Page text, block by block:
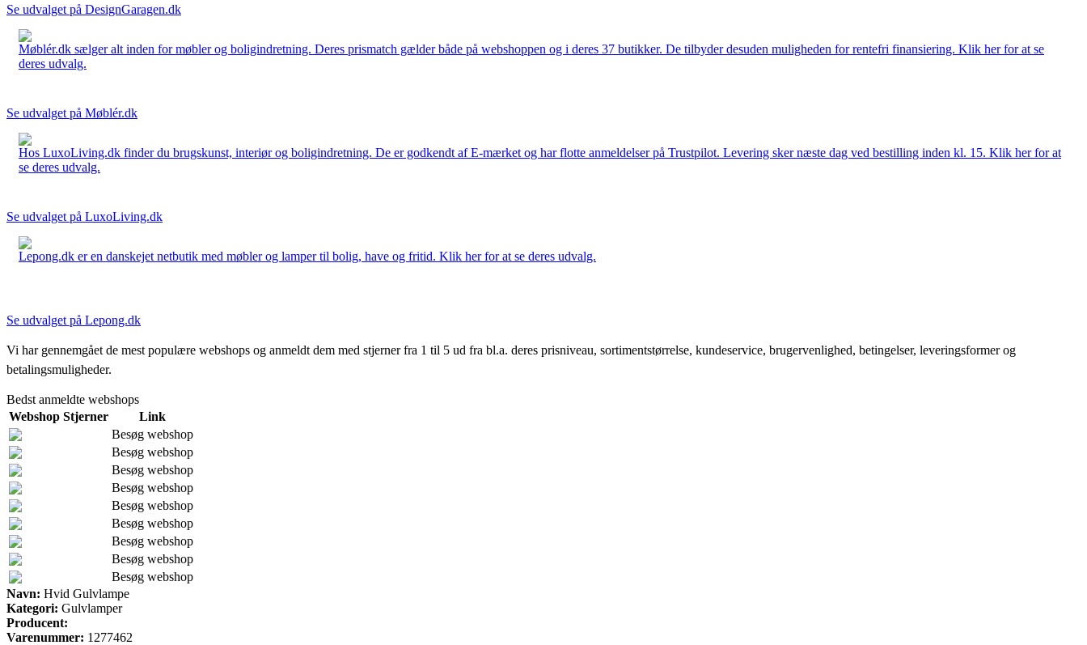
Se udvalget på DesignGaragen.dk
Møblér.dk sælger alt inden for møbler og boligindretning. Deres prismatch gælder både på webshoppen og i deres 37 butikker. De tilbyder desuden muligheden for rentefri finansiering. Klik her for at se
deres udvalg.
Se udvalget på Møblér.dk
Hos LuxoLiving.dk finder du brugskunst, interiør og boligindretning. De er godkendt af E-mærket og har flotte anmeldelser på Trustpilot. Levering sker næste dag ved bestilling inden kl. 15. Klik her for at
se deres udvalg.
Se udvalget på LuxoLiving.dk
Lepong.dk er en danskejet netbutik med møbler og lamper til bolig, have og fritid. Klik her for at se deres udvalg.
Se udvalget på Lepong.dk
Vi har gennemgået de mest populære webshops og anmeldt dem med stjerner fra 1 til 5 ud fra bl.a. deres prisniveau, sortimentstørrelse, kundeservice, brugervenlighed, betingelser, leveringsformer og
betalingsmuligheder.
Bedst anmeldte webshops
Webshop Stjerner
Link
Besøg webshop
Besøg webshop
Besøg webshop
Besøg webshop
Besøg webshop
Besøg webshop
Besøg webshop
Besøg webshop
Besøg webshop
Navn: Hvid Gulvlampe
Kategori: Gulvlamper
Producent:
Varenummer: 1277462